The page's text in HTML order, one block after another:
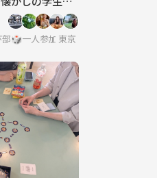
🎲一人参加でも気軽に気楽に🐥
東京